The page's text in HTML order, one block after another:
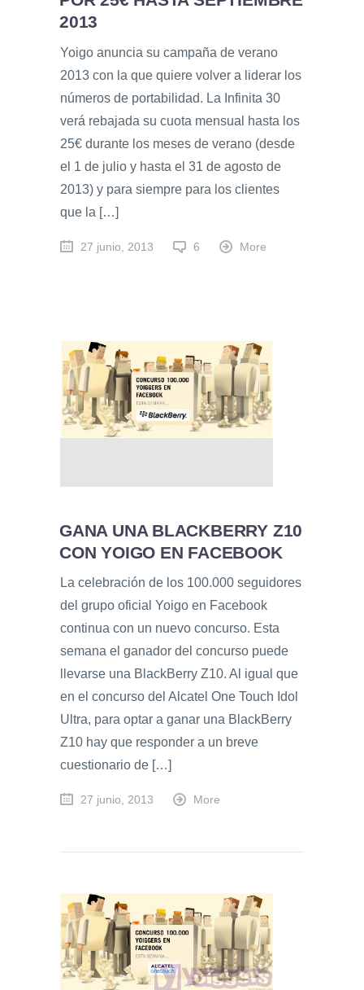
2013
Yoigo anuncia su campaña de verano
2013 con la que quiere volver a liderar los
números de portabilidad. La Infinita 30
verá rebajada su cuota mensual hasta los
25€ durante los meses de verano (desde
el 1 de julio y hasta el 31 de agosto de
2013) y para siempre para los clientes
que la […]
27 junio, 2013 6 More
GANA UNA BLACKBERRY Z10
CON YOIGO EN FACEBOOK
La celebración de los 100.000 seguidores
del grupo oficial Yoigo en Facebook
continua con un nuevo concurso. Esta
semana el ganador del concurso puede
llevarse una BlackBerry Z10. Al igual que
en el concurso del Alcatel One Touch Idol
Ultra, para optar a ganar una BlackBerry
Z10 hay que responder a un breve
cuestionario de […]
27 junio, 2013 More